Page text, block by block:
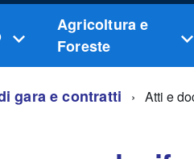
Agricoltura e
Foreste
gara e contratti
Atti e